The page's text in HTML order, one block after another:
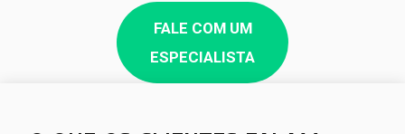
FALE COM UM
ESPECIALISTA